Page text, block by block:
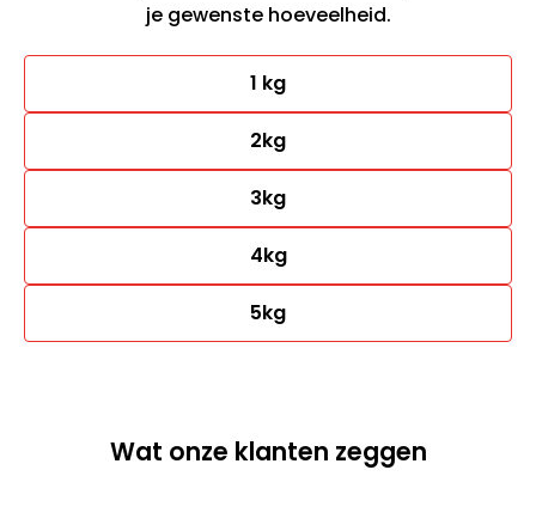
je gewenste hoeveelheid.
1 kg
2kg
3kg
4kg
5kg
Wat onze klanten zeggen